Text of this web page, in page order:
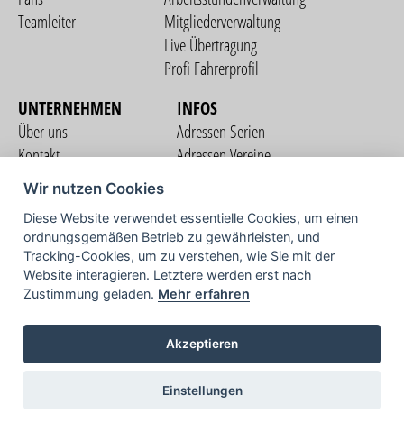
Teamleiter
Mitgliederverwaltung
Live Übertragung
Profi Fahrerprofil
UNTERNEHMEN
Über uns
Kontakt
Nutzungsbedingungen
Datenschutzerklärung
Impressum
INFOS
Adressen Serien
Adressen Vereine
COMMUNITY
TV
Wir nutzen Cookies
Diese Website verwendet essentielle Cookies, um einen
ordnungsgemäßen Betrieb zu gewährleisten, und
Tracking-Cookies, um zu verstehen, wie Sie mit der
Website interagieren. Letztere werden erst nach
Zustimmung geladen. Mehr erfahren
Akzeptieren
Einstellungen